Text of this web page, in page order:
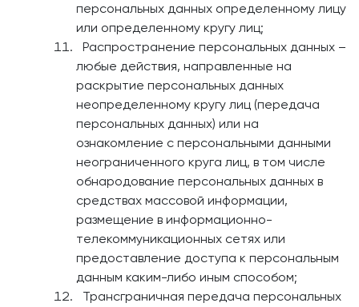
персональных данных определенному лицу
или определенному кругу лиц;
Распространение персональных данных –
любые действия, направленные на
раскрытие персональных данных
неопределенному кругу лиц (передача
персональных данных) или на
ознакомление с персональными данными
неограниченного круга лиц, в том числе
обнародование персональных данных в
средствах массовой информации,
размещение в информационно-
телекоммуникационных сетях или
предоставление доступа к персональным
данным каким-либо иным способом;
Трансграничная передача персональных